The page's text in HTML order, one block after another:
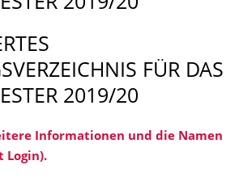
2019/20
FÜR DAS
2019/20
Informationen und die Namen
Login).